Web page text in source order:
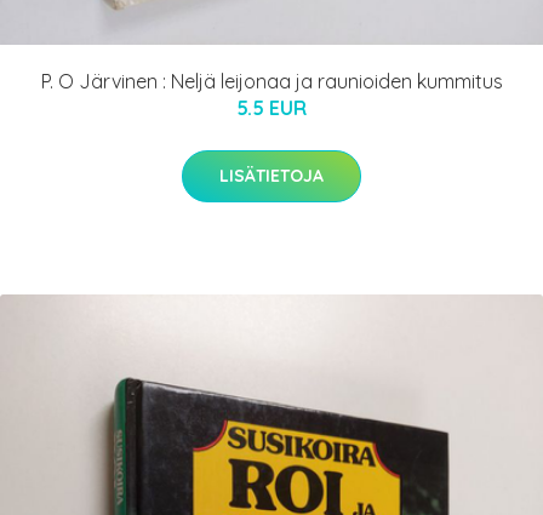
P. O Järvinen : Neljä leijonaa ja raunioiden kummitus
5.5 EUR
LISÄTIETOJA